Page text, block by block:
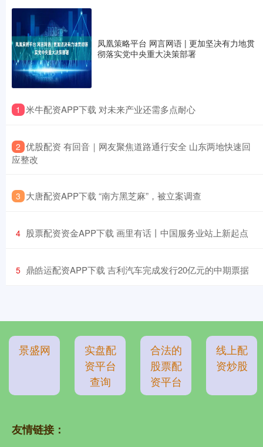
凤凰策略平台 网言网语 | 更加坚决有力地贯
彻落实党中央重大决策部署
1 ​米牛配资APP下载 对未来产业还需多点耐心
2 ​优股配资 有回音｜网友聚焦道路通行安全 山东两地快速回
应整改
3 ​大唐配资APP下载 “南方黑芝麻”，被立案调查
4 ​股票配资资金APP下载 画里有话丨中国服务业站上新起点
5 ​鼎皓运配资APP下载 吉利汽车完成发行20亿元的中期票据
景盛网
实盘配
资平台
查询
合法的
股票配
资平台
线上配
资炒股
友情链接：